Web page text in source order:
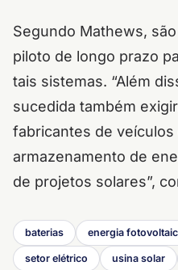
Segundo Mathews,
piloto de longo prazo
tais sistemas. “Além
sucedida também
fabricantes de
armazenamento de
de projetos solares”,
baterias energia
setor elétrico usina solar